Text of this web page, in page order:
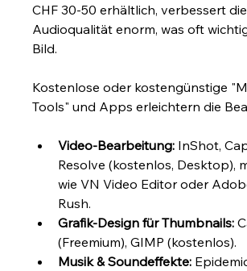
CHF 30-50 erhältlich, verbessert die
Audioqualität enorm, was oft
Bild.
Kostenlose oder kostengünstige
Tools" und Apps erleichtern die
Video-Bearbeitung: InShot,
Resolve (kostenlos, Desktop),
wie VN Video Editor oder
Rush.
Grafik-Design für Thumbnails:
(Freemium), GIMP (kostenlos).
Musik & Soundeffekte: